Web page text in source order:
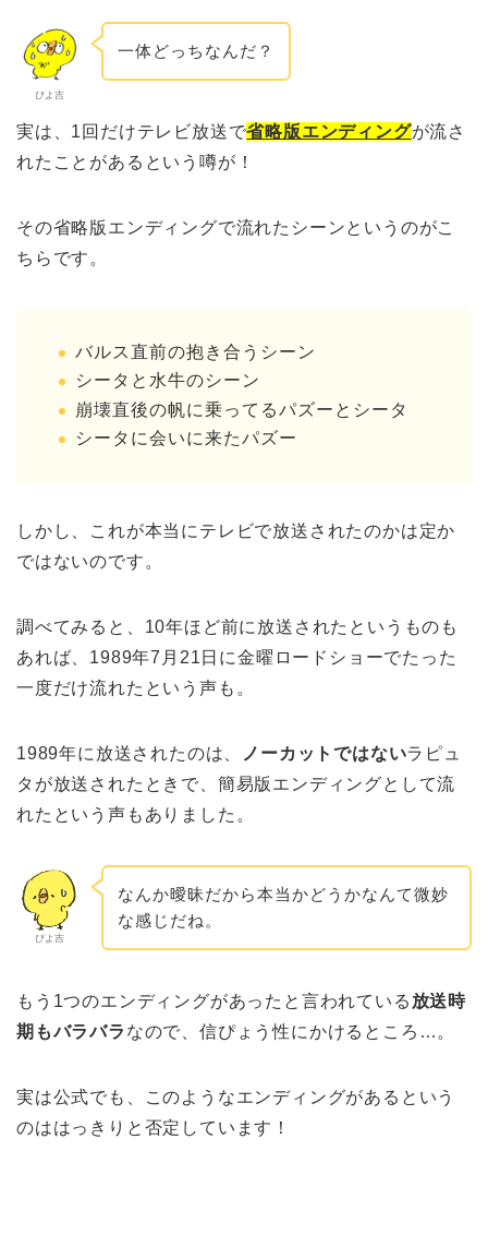
ぴよ吉
一体どっちなんだ？
実は、1回だけテレビ放送で省略版エンディングが流さ
れたことがあるという噂が！
その省略版エンディングで流れたシーンというのがこ
ちらです。
バルス直前の抱き合うシーン
シータと水牛のシーン
崩壊直後の帆に乗ってるパズーとシータ
シータに会いに来たパズー
しかし、これが本当にテレビで放送されたのかは定か
ではないのです。
調べてみると、10年ほど前に放送されたというものも
あれば、1989年7月21日に金曜ロードショーでたった
一度だけ流れたという声も。
1989年に放送されたのは、 ノーカットではないラピュ
タが放送されたときで、簡易版エンディングとして流
れたという声もありました。
ぴよ吉
なんか曖昧だから本当かどうかなんて微妙
な感じだね。
もう1つのエンディングがあったと言われている 放送時
期もバラバラ なので、信ぴょう性にかけるところ…。
実は公式でも、このようなエンディングがあるという
のははっきりと否定しています！